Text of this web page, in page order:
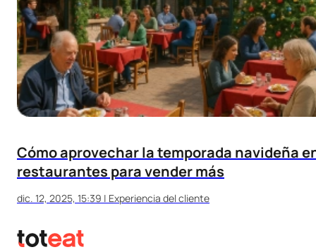
Cómo aprovechar la temporada navideña
restaurantes para vender más
dic. 12, 2025, 15:39 | Experiencia del cliente